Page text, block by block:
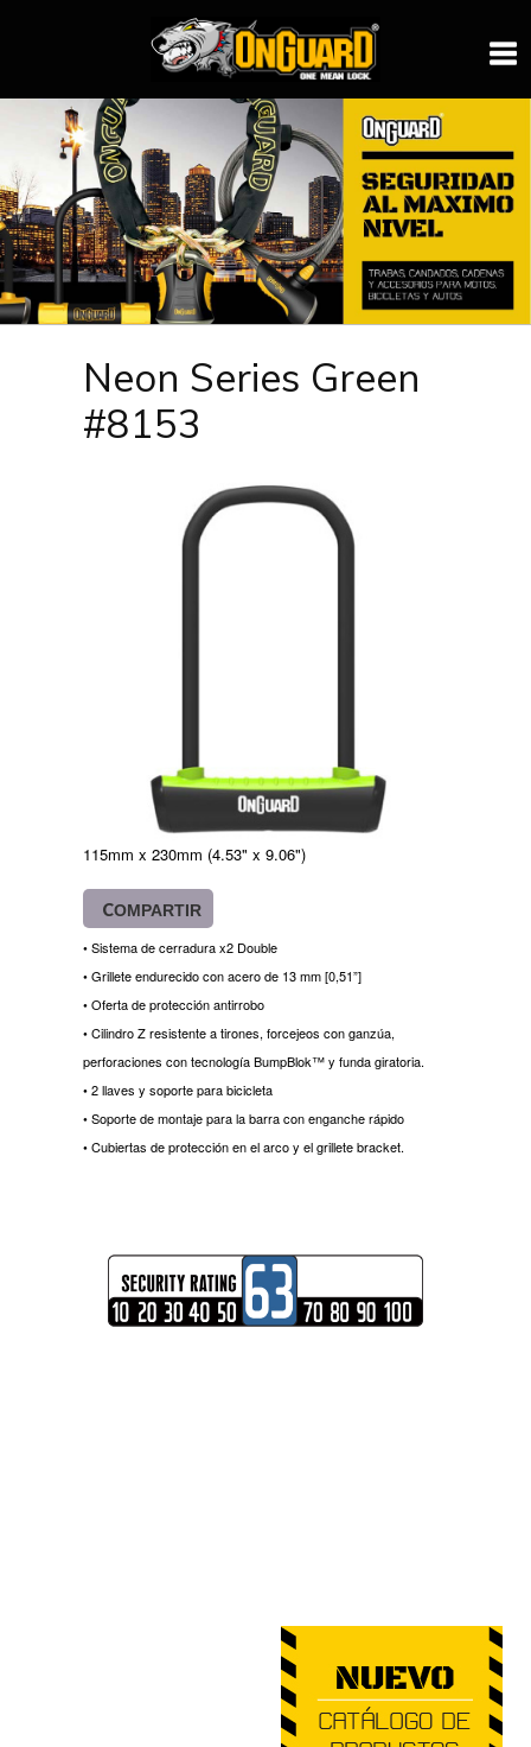
#8153
115mm x 230mm (4.53" x 9.06")
COMPARTIR
• Sistema de cerradura x2 Double
• Grillete endurecido con acero de 13 mm [0,51”]
• Oferta de protección antirrobo
perforaciones con tecnología BumpBlok™ y funda giratoria.
• 2 llaves y soporte para bicicleta
• Soporte de montaje para la barra con enganche rápido
• Cubiertas de protección en el arco y el grillete bracket.